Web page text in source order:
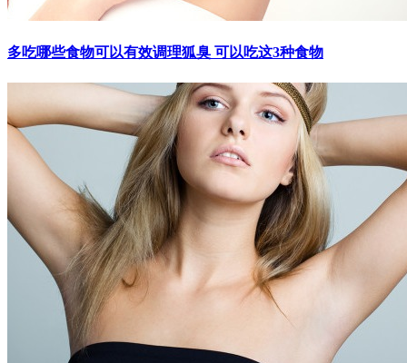
多吃哪些食物可以有效调理狐臭 可以吃这3种食物